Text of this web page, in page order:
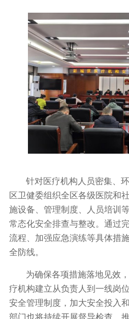
针对医疗机构人员密集、
区卫健委组织全区各级医院和
施设备、管理制度、人员培训
常态化安全排查与整改。通过
流程、加强应急演练等具体措
全防线。
为确保各项措施落地见效
疗机构建立从负责人到一线岗
安全管理制度，加大安全投入